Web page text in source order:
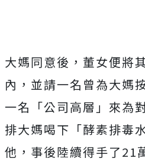
大媽同意後，董女便將
內，並請一名曾為大媽
一名「公司高層」來為
排大媽喝下「酵素排毒
他，事後陸續得手了21